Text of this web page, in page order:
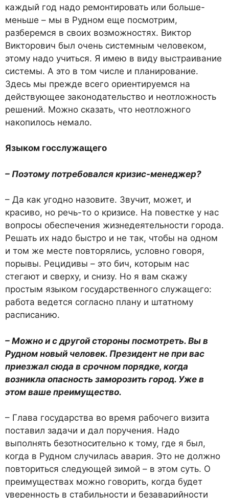
каждый год надо ремонтировать или больше-
меньше – мы в Рудном еще посмотрим,
разберемся в своих возможностях. Виктор
Викторович был очень системным человеком,
этому надо учиться. Я имею в виду выстраивание
системы. А это в том числе и планирование.
Здесь мы прежде всего ориентируемся на
действующее законодательство и неотложность
решений. Можно сказать, что неотложного
накопилось немало.
Языком госслужащего
– Поэтому потребовался кризис-менеджер?
– Да как угодно назовите. Звучит, может, и
красиво, но речь-то о кризисе. На повестке у нас
вопросы обеспечения жизнедеятельности города.
Решать их надо быстро и не так, чтобы на одном
и том же месте повторялись, условно говоря,
порывы. Рецидивы – это бич, которым нас
стегают и сверху, и снизу. Но я вам скажу
простым языком государственного служащего:
работа ведется согласно плану и штатному
расписанию.
– Можно и с другой стороны посмотреть. Вы в
Рудном новый человек. Президент не при вас
приезжал сюда в срочном порядке, когда
возникла опасность заморозить город. Уже в
этом ваше преимущество.
– Глава государства во время рабочего визита
поставил задачи и дал поручения. Надо
выполнять безотносительно к тому, где я был,
когда в Рудном случилась авария. Это не должно
повториться следующей зимой – в этом суть. О
преимуществах можно говорить, когда будет
уверенность в стабильности и безаварийности